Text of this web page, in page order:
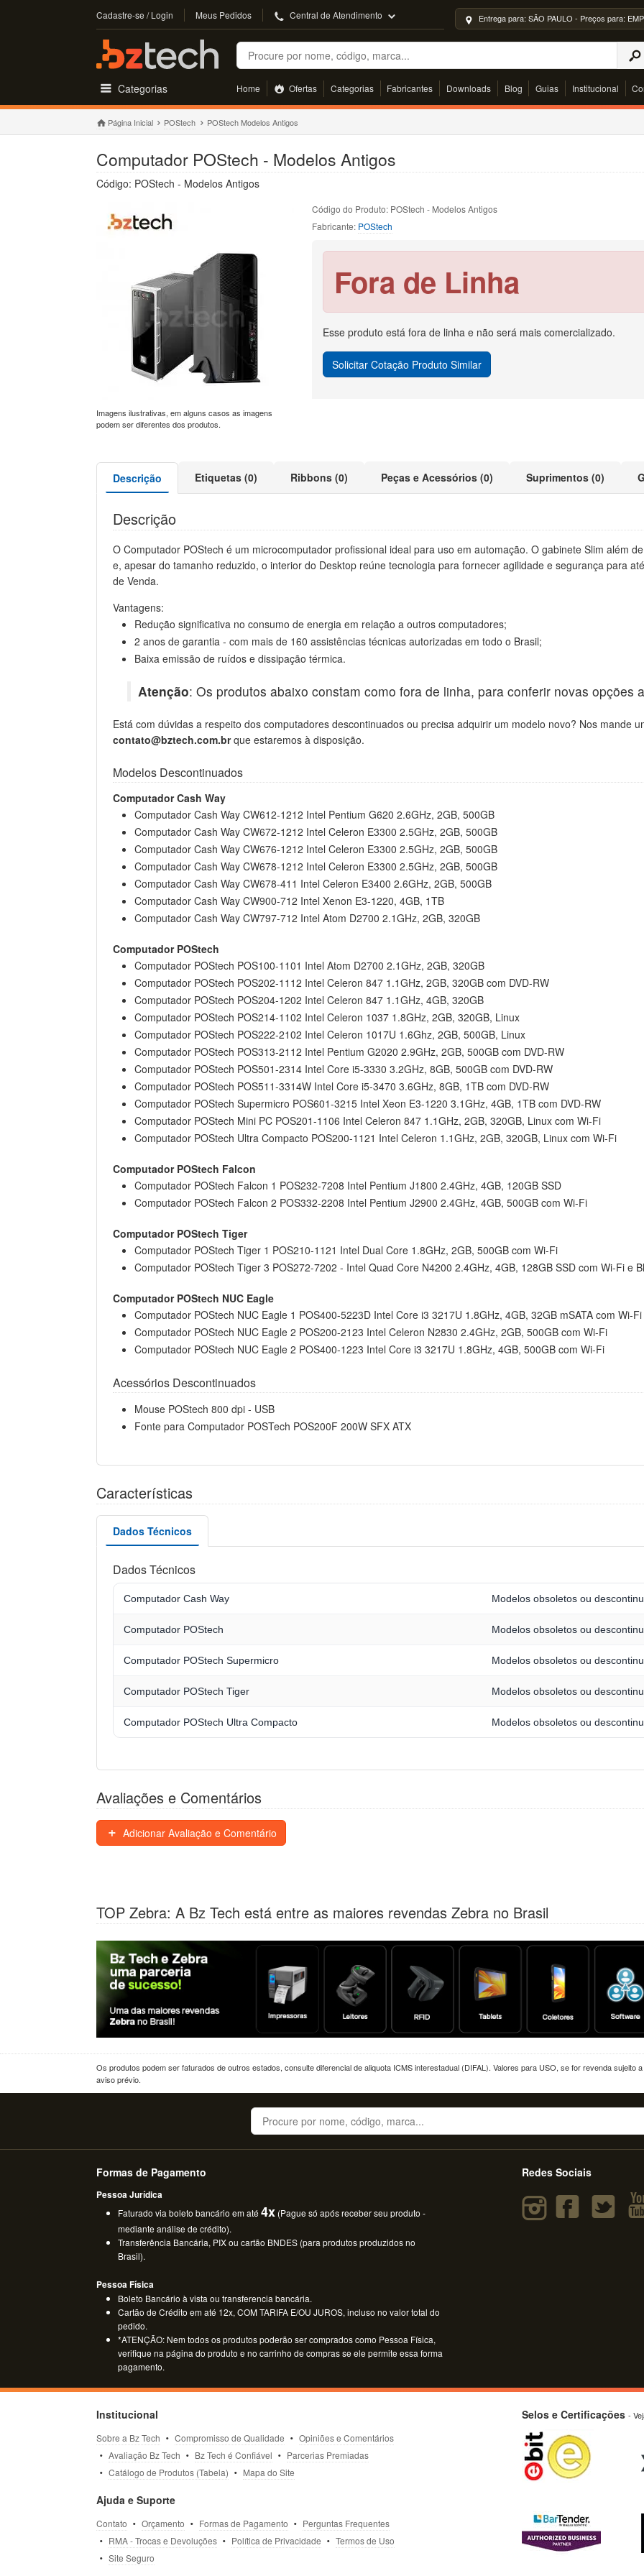
Cadastre-se / Login Meus Pedidos Central de Atendimento Entrega para: SÃO PAULO - Preços para:
Buscar
Categorias Home Ofertas Categorias Fabricantes Downloads Blog Guias Institucional
Página Inicial POStech POStech Modelos Antigos
Computador POStech - Modelos Antigos
Código: POStech - Modelos Antigos
Imagens ilustrativas, em alguns casos as imagens
podem ser diferentes dos produtos.
Código do Produto: POStech - Modelos Antigos
Fabricante: POStech
Fora de Linha
Esse produto está fora de linha e não será mais comercializado.
Solicitar Cotação Produto Similar
Descrição Etiquetas (0) Ribbons (0) Peças e Acessórios (0) Suprimentos (0)
Descrição
O Computador POStech é um microcomputador profissional ideal para uso em automação. O gabinete Slim além
e, apesar do tamanho reduzido, o interior do Desktop reúne tecnologia para fornecer agilidade e segurança para
de Venda.
Vantagens:
Redução significativa no consumo de energia em relação a outros computadores;
2 anos de garantia - com mais de 160 assistências técnicas autorizadas em todo o Brasil;
Baixa emissão de ruídos e dissipação térmica.
Atenção: Os produtos abaixo constam como fora de linha, para conferir novas opções
Está com dúvidas a respeito dos computadores descontinuados ou precisa adquirir um modelo novo? Nos mande
contato@bztech.com.brque estaremos à disposição.
Modelos Descontinuados
Computador Cash Way
Computador Cash Way CW612-1212 Intel Pentium G620 2.6GHz, 2GB, 500GB
Computador Cash Way CW672-1212 Intel Celeron E3300 2.5GHz, 2GB, 500GB
Computador Cash Way CW676-1212 Intel Celeron E3300 2.5GHz, 2GB, 500GB
Computador Cash Way CW678-1212 Intel Celeron E3300 2.5GHz, 2GB, 500GB
Computador Cash Way CW678-411 Intel Celeron E3400 2.6GHz, 2GB, 500GB
Computador Cash Way CW900-712 Intel Xenon E3-1220, 4GB, 1TB
Computador Cash Way CW797-712 Intel Atom D2700 2.1GHz, 2GB, 320GB
Computador POStech
Computador POStech POS100-1101 Intel Atom D2700 2.1GHz, 2GB, 320GB
Computador POStech POS202-1112 Intel Celeron 847 1.1GHz, 2GB, 320GB com DVD-RW
Computador POStech POS204-1202 Intel Celeron 847 1.1GHz, 4GB, 320GB
Computador POStech POS214-1102 Intel Celeron 1037 1.8GHz, 2GB, 320GB, Linux
Computador POStech POS222-2102 Intel Celeron 1017U 1.6Ghz, 2GB, 500GB, Linux
Computador POStech POS313-2112 Intel Pentium G2020 2.9GHz, 2GB, 500GB com DVD-RW
Computador POStech POS501-2314 Intel Core i5-3330 3.2GHz, 8GB, 500GB com DVD-RW
Computador POStech POS511-3314W Intel Core i5-3470 3.6GHz, 8GB, 1TB com DVD-RW
Computador POStech Supermicro POS601-3215 Intel Xeon E3-1220 3.1GHz, 4GB, 1TB com DVD-RW
Computador POStech Mini PC POS201-1106 Intel Celeron 847 1.1GHz, 2GB, 320GB, Linux com Wi-Fi
Computador POStech Ultra Compacto POS200-1121 Intel Celeron 1.1GHz, 2GB, 320GB, Linux com Wi-Fi
Computador POStech Falcon
Computador POStech Falcon 1 POS232-7208 Intel Pentium J1800 2.4GHz, 4GB, 120GB SSD
Computador POStech Falcon 2 POS332-2208 Intel Pentium J2900 2.4GHz, 4GB, 500GB com Wi-Fi
Computador POStech Tiger
Computador POStech Tiger 1 POS210-1121 Intel Dual Core 1.8GHz, 2GB, 500GB com Wi-Fi
Computador POStech Tiger 3 POS272-7202 - Intel Quad Core N4200 2.4GHz, 4GB, 128GB SSD com Wi-Fi e
Computador POStech NUC Eagle
Computador POStech NUC Eagle 1 POS400-5223D Intel Core i3 3217U 1.8GHz, 4GB, 32GB mSATA com Wi-Fi
Computador POStech NUC Eagle 2 POS200-2123 Intel Celeron N2830 2.4GHz, 2GB, 500GB com Wi-Fi
Computador POStech NUC Eagle 2 POS400-1223 Intel Core i3 3217U 1.8GHz, 4GB, 500GB com Wi-Fi
Acessórios Descontinuados
Mouse POStech 800 dpi - USB
Fonte para Computador POSTech POS200F 200W SFX ATX
Características
Dados Técnicos
Dados Técnicos
Computador Cash Way Modelos obsoletos ou
Computador POStech Modelos obsoletos ou
Computador POStech Supermicro Modelos obsoletos ou
Computador POStech Tiger Modelos obsoletos ou
Computador POStech Ultra Compacto Modelos obsoletos ou
Avaliações e Comentários
Adicionar Avaliação e Comentário
TOP Zebra: A Bz Tech está entre as maiores revendas Zebra no Brasil
Os produtos podem ser faturados de outros estados, consulte diferencial de aliquota ICMS interestadual (DIFAL). Valores para USO, se for revenda
aviso prévio.
Buscar
Formas de Pagamento
Pessoa Jurídica
Faturado via boleto bancário em até4x (Pague só após receber seu produto -
mediante análise de crédito).
Transferência Bancária, PIX ou cartão BNDES (para produtos produzidos no
Brasil).
Pessoa Física
Boleto Bancário à vista ou transferencia bancária.
Cartão de Crédito em até 12x, COM TARIFA E/OU JUROS, incluso no valor total do
pedido.
*ATENÇÃO: Nem todos os produtos poderão ser comprados como Pessoa Física,
verifique na página do produto e no carrinho de compras se ele permite essa forma
pagamento.
Redes Sociais
Institucional
Sobre a Bz Tech Compromisso de Qualidade
Opiniões e Comentários
Avaliação Bz Tech
Bz Tech é Confiável
Parcerias Premiadas
Catálogo de Produtos (Tabela)
Mapa do Site
Ajuda e Suporte
Contato Orçamento Formas de Pagamento
Perguntas Frequentes
RMA - Trocas e Devoluções
Política de Privacidade
Termos de Uso
Site Seguro
Selos e Certificações -